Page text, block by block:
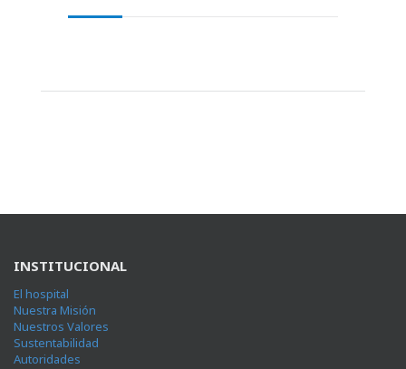
INSTITUCIONAL
El hospital
Nuestra Misión
Nuestros Valores
Sustentabilidad
Autoridades